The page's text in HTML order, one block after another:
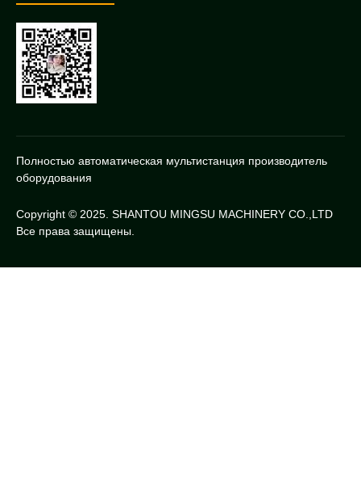
Полностью автоматическая мультистанция производитель
оборудования
Copyright © 2025. SHANTOU MINGSU MACHINERY CO.,LTD
Все права защищены.